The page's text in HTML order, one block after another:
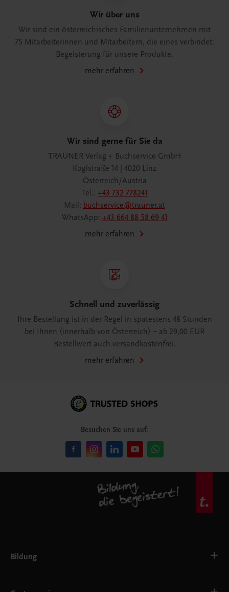
Wir über uns
Wir sind ein österreichisches Familienunternehmen mit
75 Mitarbeiterinnen und Mitarbeitern, die eines verbindet:
Begeisterung für unsere Produkte.
mehr erfahren
Wir sind gerne für Sie da
TRAUNER Verlag + Buchservice GmbH
Köglstraße 14 | 4020 Linz
Österreich/Austria
Tel.: +43 732 778241
Mail: buchservice@trauner.at
WhatsApp: +43 664 88 58 69 41
mehr erfahren
Schnell und zuverlässig
Ihre Bestellung ist in der Regel in spätestens 48 Stunden
bei Ihnen (innerhalb von Österreich) – ab 29,00 EUR
Bestellwert auch versandkostenfrei.
mehr erfahren
Besuchen Sie uns auf:
Bildung